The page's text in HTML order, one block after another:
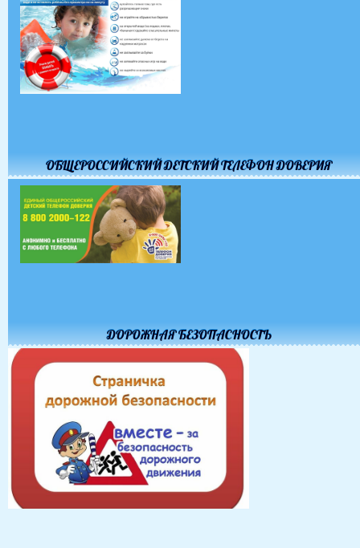
ОБЩЕРОССИЙСКИЙ ДЕТСКИЙ ТЕЛЕФОН ДОВЕРИЯ
ДОРОЖНАЯ БЕЗОПАСНОСТЬ